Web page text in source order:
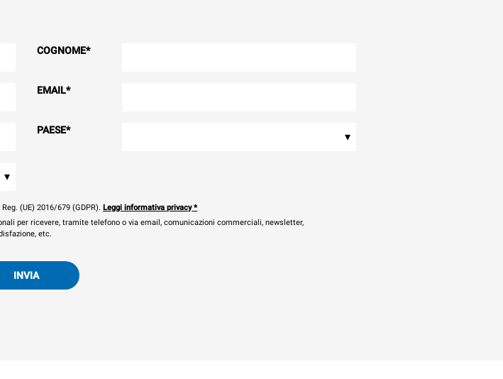
COGNOME*
EMAIL*
PAESE* ▾
▾
(UE) 2016/679 (GDPR). Leggi informativa privacy*
per ricevere, tramite telefono o via email, comunicazioni commerciali, newsletter,
etc.
INVIA